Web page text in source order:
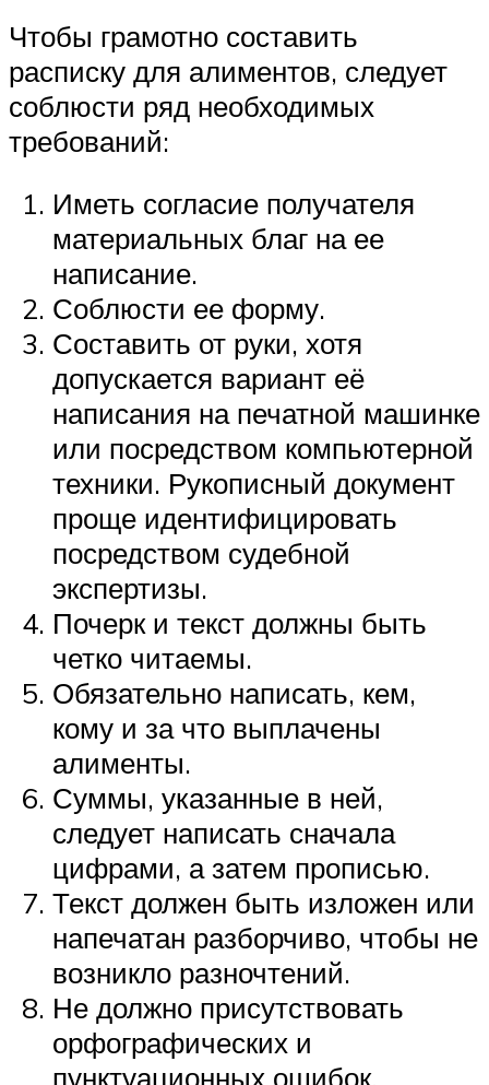
Чтобы грамотно составить
расписку для алиментов, следует
соблюсти ряд необходимых
требований:
Иметь согласие получателя
материальных благ на ее
написание.
Соблюсти ее форму.
Составить от руки, хотя
допускается вариант её
написания на печатной машинке
или посредством компьютерной
техники. Рукописный документ
проще идентифицировать
посредством судебной
экспертизы.
Почерк и текст должны быть
четко читаемы.
Обязательно написать, кем,
кому и за что выплачены
алименты.
Суммы, указанные в ней,
следует написать сначала
цифрами, а затем прописью.
Текст должен быть изложен или
напечатан разборчиво, чтобы не
возникло разночтений.
Не должно присутствовать
орфографических и
пунктуационных ошибок.